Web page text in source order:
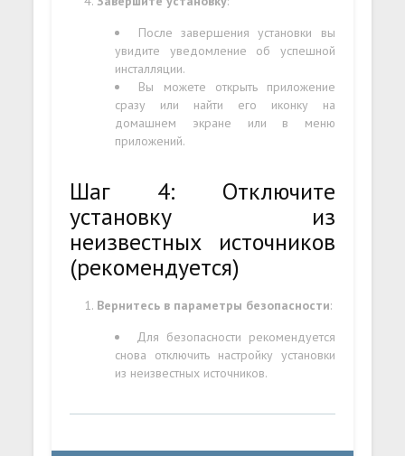
После завершения установки вы
увидите уведомление об успешной
инсталляции.
Вы можете открыть приложение
сразу или найти его иконку на
домашнем экране или в меню
приложений.
Шаг 4: Отключите
установку из
неизвестных источников
(рекомендуется)
Вернитесь в параметры безопасности:
Для безопасности рекомендуется
снова отключить настройку установки
из неизвестных источников.